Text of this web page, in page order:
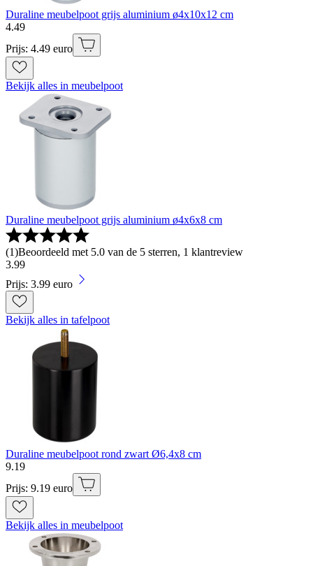
Duraline meubelpoot grijs aluminium ø4x10x12 cm
4.49
Prijs: 4.49 euro
Bekijk alles in meubelpoot
Duraline meubelpoot grijs aluminium ø4x6x8 cm
(1)Beoordeeld met 5.0 van de 5 sterren, 1 klantreview
3.99
Prijs: 3.99 euro
Bekijk alles in tafelpoot
Duraline meubelpoot rond zwart Ø6,4x8 cm
9.19
Prijs: 9.19 euro
Bekijk alles in meubelpoot